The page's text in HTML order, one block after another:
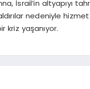
İsrail’in altyapıyı
nedeniyle
kriz yaşanıyor.